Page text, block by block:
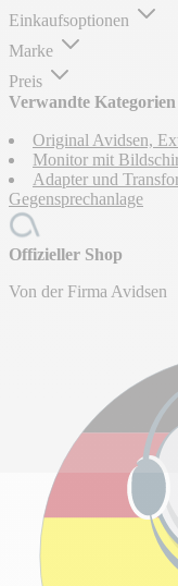
Einkaufsoptionen
Marke
Preis
Verwandte Kategorien
Original Avidsen,
Monitor mit
Adapter und
Gegensprechanlage
Offizieller Shop
Von der Firma Avidsen